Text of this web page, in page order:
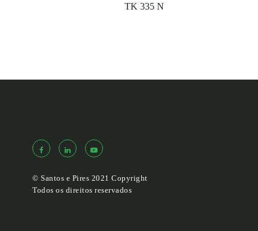
TK 335 N
© Santos e Pires 2021 Copyright
Todos os direitos reservados